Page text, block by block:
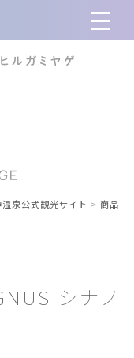
泉公式観光サイト >商品
シナノ